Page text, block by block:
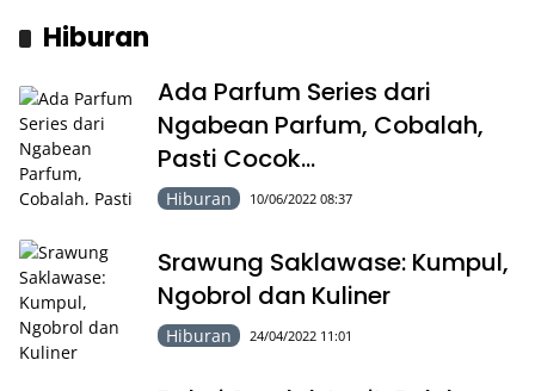
Hiburan
Ada Parfum Series dari
Ngabean Parfum, Cobalah,
Pasti Cocok…
Hiburan 10/06/2022 08:37
Srawung Saklawase: Kumpul,
Ngobrol dan Kuliner
Hiburan 24/04/2022 11:01